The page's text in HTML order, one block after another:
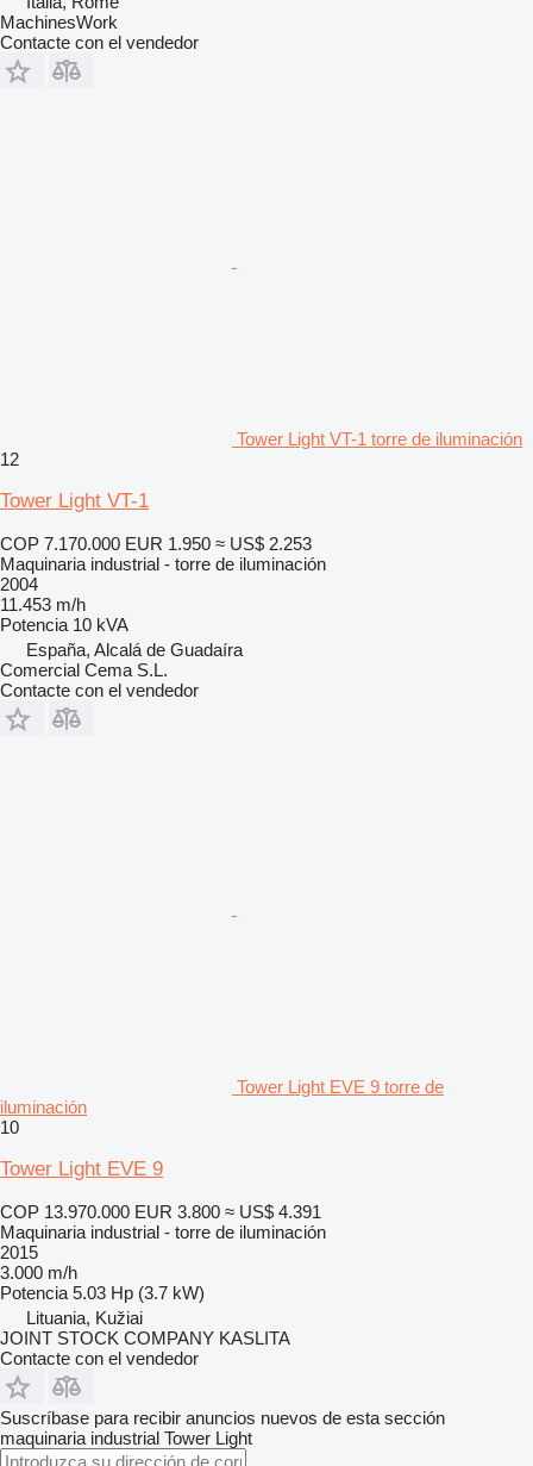
MachinesWork
Contacte con el vendedor
Tower Light VT-1 torre de iluminación
12
Tower Light VT-1
COP 7.170.000 EUR 1.950 ≈ US$ 2.253
Maquinaria industrial - torre de iluminación
2004
11.453 m/h
Potencia 10 kVA
España, Alcalá de Guadaíra
Comercial Cema S.L.
Contacte con el vendedor
Tower Light EVE 9 torre de
iluminación
10
Tower Light EVE 9
COP 13.970.000 EUR 3.800 ≈ US$ 4.391
Maquinaria industrial - torre de iluminación
2015
3.000 m/h
Potencia 5.03 Hp (3.7 kW)
Lituania, Kužiai
JOINT STOCK COMPANY KASLITA
Contacte con el vendedor
Suscríbase para recibir anuncios nuevos de esta sección
maquinaria industrial Tower Light